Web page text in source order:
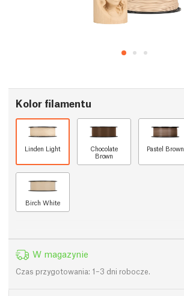
Kolor filamentu
Linden Light
Chocolate
Brown
Pastel Brown
Birch White
W magazynie
Czas przygotowania: 1–3 dni robocze.